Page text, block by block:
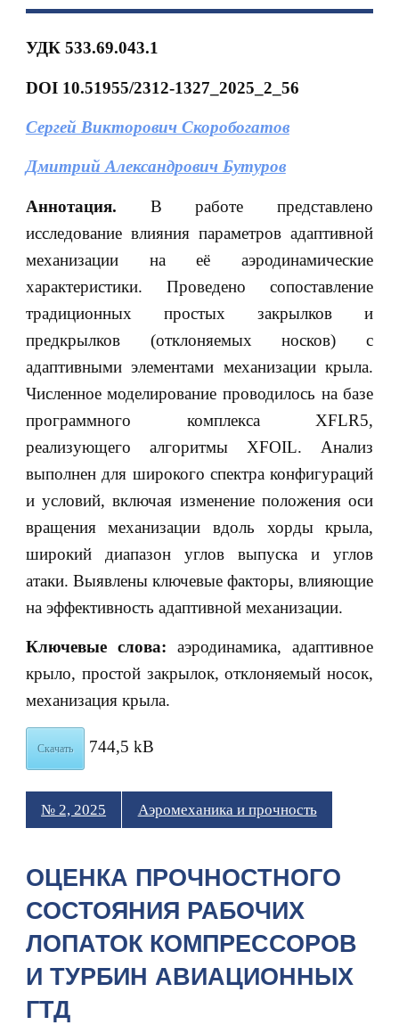
УДК 533.69.043.1
DOI 10.51955/2312-1327_2025_2_56
Сергей Викторович Скоробогатов
Дмитрий Александрович Бутуров
Аннотация. В работе представлено
исследование влияния параметров адаптивной
механизации на её аэродинамические
характеристики. Проведено сопоставление
традиционных простых закрылков и
предкрылков (отклоняемых носков) с
адаптивными элементами механизации крыла.
Численное моделирование проводилось на базе
программного комплекса XFLR5,
реализующего алгоритмы XFOIL. Анализ
выполнен для широкого спектра конфигураций
и условий, включая изменение положения оси
вращения механизации вдоль хорды крыла,
широкий диапазон углов выпуска и углов
атаки. Выявлены ключевые факторы, влияющие
на эффективность адаптивной механизации.
Ключевые слова: аэродинамика, адаптивное
крыло, простой закрылок, отклоняемый носок,
механизация крыла.
Скачать 744,5 kB
№ 2, 2025 Аэромеханика и прочность
ОЦЕНКА ПРОЧНОСТНОГО
СОСТОЯНИЯ РАБОЧИХ
ЛОПАТОК КОМПРЕССОРОВ
И ТУРБИН АВИАЦИОННЫХ
ГТД